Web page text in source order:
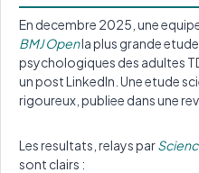
En decembre 2025, une
BMJ Openla plus grande
psychologiques des adultes
un post LinkedIn. Une etude
rigoureux, publiee dans une
Les resultats, relays par
sont clairs :